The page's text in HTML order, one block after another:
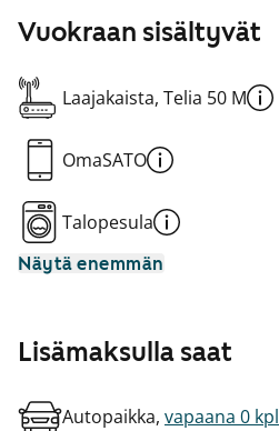
Vuokraan sisältyvät
Laajakaista, Telia 50 M
OmaSATO
Talopesula
Näytä enemmän
Lisämaksulla saat
Autopaikka, vapaana 0 kpl